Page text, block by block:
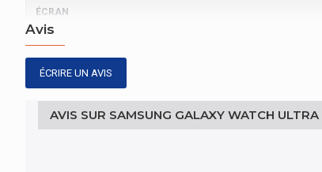
ÉCRAN
Taille de l'écran
Résolution de l'écran
Écran tactile
Avis
ÉCRIRE UN AVIS
AVIS SUR SAMSUNG GALAXY WATCH